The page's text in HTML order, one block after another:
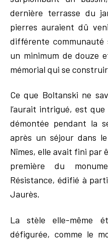
dernière terrasse du
pierres auraient dû
différente communauté
un minimum de douze
mémorial qui se
Ce que Boltanski ne
l’aurait intrigué, est
démontée pendant la
après un séjour dans
Nîmes, elle avait fini par
première du
Résistance, édifié à
Jaurès.
La stèle elle-même
défigurée, comme le